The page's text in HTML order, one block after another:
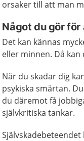
orsaker till att man
Något du gör för
Det kan kännas
eller minnen. Då
När du skadar dig
psykiska smärtan.
du däremot få
självkritiska tankar.